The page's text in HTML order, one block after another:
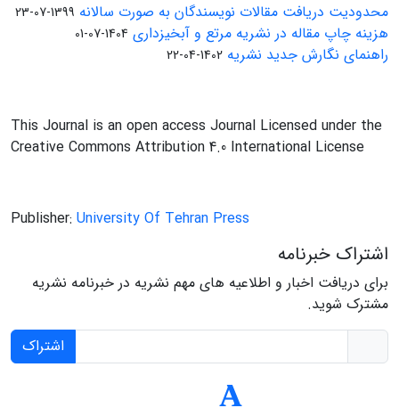
محدودیت دریافت مقالات نویسندگان به صورت سالانه 1399-07-23
هزینه چاپ مقاله در نشریه مرتع و آبخیزداری 1404-07-01
راهنمای نگارش جدید نشریه 1402-04-22
This Journal is an open access Journal Licensed under the
Creative Commons Attribution 4.0 International License
Publisher: University Of Tehran Press
اشتراک خبرنامه
برای دریافت اخبار و اطلاعیه های مهم نشریه در خبرنامه نشریه
مشترک شوید.
اشتراک